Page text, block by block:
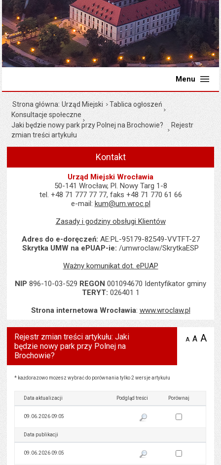
Menu
Strona główna Urząd Miejski
Tablica ogłoszeń
Konsultacje społeczne
Jaki będzie nowy park przy Polnej na Brochowie?
Rejestr
zmian treści artykułu
Kontakt
Urząd Miejski Wrocławia
50-141 Wrocław, Pl. Nowy Targ 1-8
tel. +48 71 777 77 77, faks +48 71 770 61 66
e-mail: kum@um.wroc.pl
Zasady i godziny obsługi Klientów
Adres do e-doręczeń: AE:PL-95179-82549-VVTFT-27
Skrytka UMW na ePUAP-ie: /umwroclaw/SkrytkaESP
Ważny komunikat dot. ePUAP
NIP 896-10-03-529 REGON 001094670 Identyfikator gminy
TERYT: 026401 1
Strona internetowa Wrocławia: www.wroclaw.pl
Rejestr zmian treści artykułu: Jaki
będzie nowy park przy Polnej na
Brochowie?
A zmniejsz
A A
Rejestr zmian treści artykułu: Jaki będzie nowy park przy Polnej na Brochowie?
* każdorazowo możesz wybrać do porównania tylko 2 wersje artykułu
Data aktualizacji Podgląd treści Porównaj
09.06.2026 09:05 Pokaż podgląd wersji z dnia
Zaznacz wersję do
Data publikacji
09.06.2026 09:05 Pokaż podgląd wersji z dnia
Zaznacz wersję do